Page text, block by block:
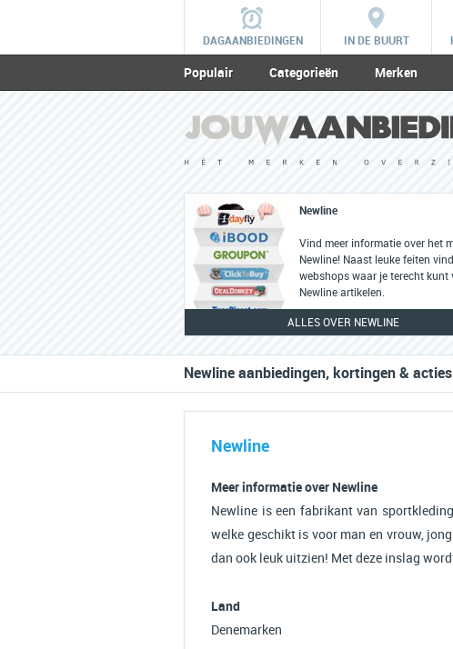
DAGAANBIEDINGEN IN DE BUURT
Populair Categorieën Merken
Newline
Vind meer informatie over het
Newline! Naast leuke feiten
webshops waar je terecht kunt
Newline artikelen.
ALLES OVER NEWLINE
Newline aanbiedingen, kortingen & acties
Newline
Meer informatie over Newline
Newline is een fabrikant van
welke geschikt is voor man en vrouw,
dan ook leuk uitzien! Met deze inslag
Land
Denemarken